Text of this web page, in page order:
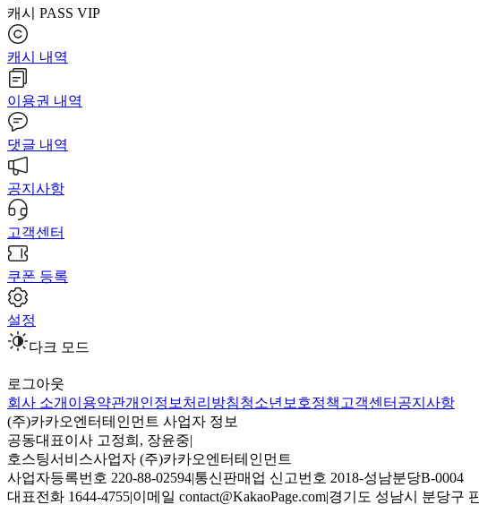
캐시 PASS VIP
캐시 내역
이용권 내역
댓글 내역
공지사항
고객센터
쿠폰 등록
설정
다크 모드
로그아웃
회사 소개 이용약관개인정보처리방침청소년보호정책 고객센터 공지사항
(주)카카오엔터테인먼트 사업자 정보
공동대표이사 고정희, 장윤중|
호스팅서비스사업자 (주)카카오엔터테인먼트
사업자등록번호 220-88-02594|통신판매업 신고번호 2018-성남분당B-0004
대표전화 1644-4755|이메일 contact@KakaoPage.com|경기도 성남시 분당구